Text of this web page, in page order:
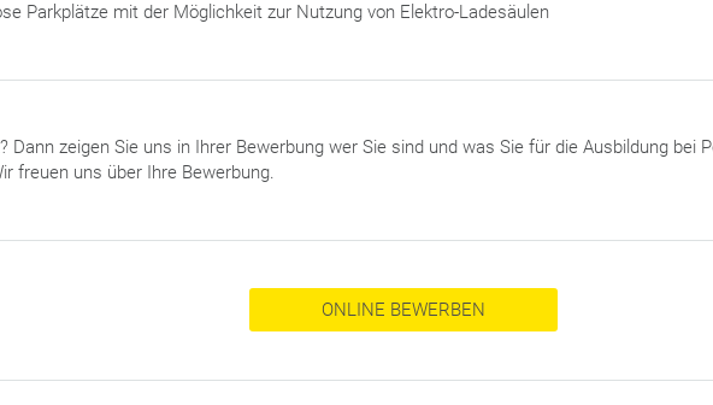
Parkplätze mit der Möglichkeit zur Nutzung von Elektro-Ladesäulen
Dann zeigen Sie uns in Ihrer Bewerbung wer Sie sind und was Sie für die Ausbildung bei
freuen uns über Ihre Bewerbung.
ONLINE BEWERBEN